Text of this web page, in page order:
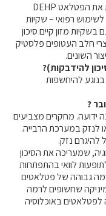
את הפטלאטDEHP
רפואי – שקיות
בשקיות מזון קיים סיכון
חלב העטופים פלסטיק
השונים.
בנוגע להיחשפות
ידועה. מחקרים מצביעים
לנזק במערכת הרבייה.
להיגרם נזק.
שמעריכה את הסיכון
לוואי בהתפתחות
גבוהה של פטלאטים
שחשופים לרמה
באוכלוסיה